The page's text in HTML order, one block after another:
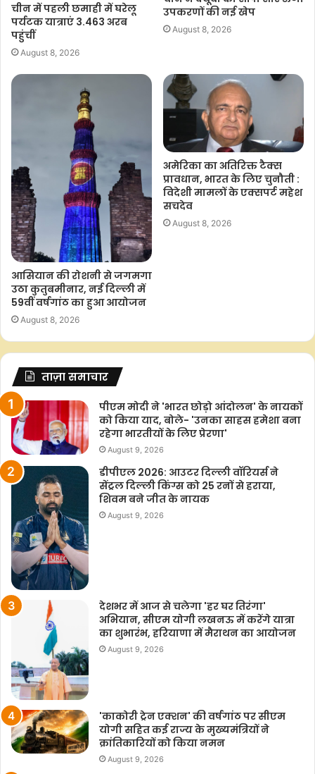
चीन में पहली छमाही में घरेलू
पर्यटक यात्राएं 3.463 अरब
पहुंचीं
August 8, 2026
उपकरणों की नई खेप
August 8, 2026
आसियान की रोशनी से जगमगा
उठा कुतुबमीनार, नई दिल्ली में
59वीं वर्षगांठ का हुआ आयोजन
August 8, 2026
अमेरिका का अतिरिक्त टैक्स
प्रावधान, भारत के लिए चुनौती :
विदेशी मामलों के एक्सपर्ट महेश
सचदेव
August 8, 2026
ताज़ा समाचार
पीएम मोदी ने 'भारत छोड़ो आंदोलन' के नायकों
को किया याद, बोले- 'उनका साहस हमेशा बना
रहेगा भारतीयों के लिए प्रेरणा'
August 9, 2026
डीपीएल 2026: आउटर दिल्ली वॉरियर्स ने
सेंट्रल दिल्ली किंग्स को 25 रनों से हराया,
शिवम बने जीत के नायक
August 9, 2026
देशभर में आज से चलेगा 'हर घर तिरंगा'
अभियान, सीएम योगी लखनऊ में करेंगे यात्रा
का शुभारंभ, हरियाणा में मैराथन का आयोजन
August 9, 2026
'काकोरी ट्रेन एक्शन' की वर्षगांठ पर सीएम
योगी सहित कई राज्य के मुख्यमंत्रियों ने
क्रांतिकारियों को किया नमन
August 9, 2026